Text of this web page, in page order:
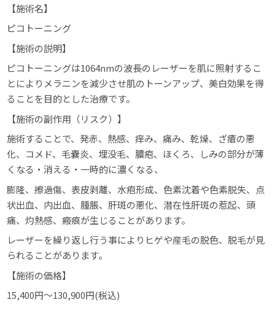
【施術名】
ピコトーニング
【施術の説明】
ピコトーニングは1064nmの波長のレーザーを肌に照射するこ
とによりメラニンを減少させ肌のトーンアップ、美白効果を得
ることを目的とした治療です。
【施術の副作用（リスク）】
施術することで、発赤、熱感、痒み、痛み、乾燥、ざ瘡の悪
化、コメド、毛嚢炎、埋没毛、膿疱、ほくろ、しみの部分が薄
くなる・消える・一時的に濃くなる、
膨隆、擦過傷、表皮剥離、水疱形成、色素沈着や色素脱失、点
状出血、内出血、腫脹、肝斑の悪化、潜在性肝斑の惹起、頭
痛、灼熱感、瘢痕が生じることがあります。
レーザーを繰り返し行う事によりヒゲや産毛の脱色、脱毛が見
られることがあります。
【施術の価格】
15,400円～130,900円(税込)